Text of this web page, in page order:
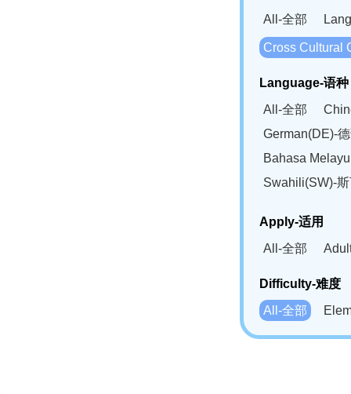
All-全部
Cross Cultural
Language-语种
All-全部
German(DE)-
Bahasa
Swahili(SW)-
Apply-适用
All-全部
Difficulty-难度
All-全部